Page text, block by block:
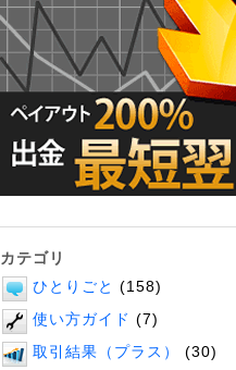
カテゴリ
ひとりごと (158)
使い方ガイド (7)
取引結果（プラス）
(30)